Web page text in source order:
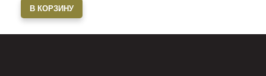
В КОРЗИНУ